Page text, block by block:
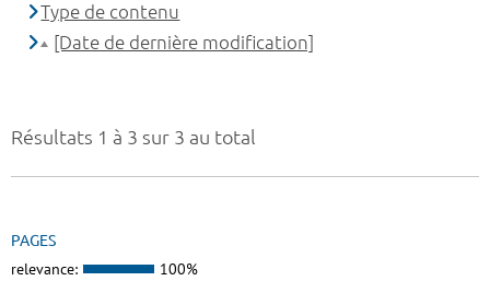
Résultats 1 à 3 sur 3 au total
PAGES
relevance: 100%
Type de contenu
[Date de dernière modification]